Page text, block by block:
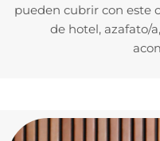
pueden cubrir con este
de hotel, azafato/